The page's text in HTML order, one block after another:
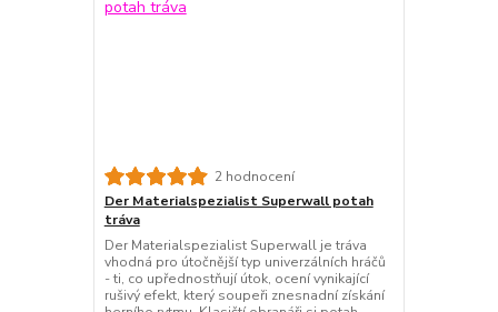
2 hodnocení
Der Materialspezialist Superwall potah
tráva
Der Materialspezialist Superwall je tráva
vhodná pro útočnější typ univerzálních hráčů
- ti, co upřednostňují útok, ocení vynikající
rušivý efekt, který soupeři znesnadní získání